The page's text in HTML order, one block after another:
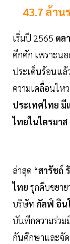
43.7 ล้าน
เริ่มปี 2565 ตล
คึกคัก เพราะนอ
ประเด็นร้อนแล้
ความเคลื่อนไห
ประเทศไทย
ไทยในไตรมาส
ล่าสุด “สารัชถ์
ไทย รุกคืบขยาย
บริษัท กัลฟ์ อิน
บันทึกความร่วม
กันศึกษาและจั